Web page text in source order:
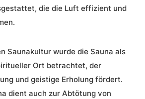
die die Luft effizient und
Saunakultur wurde die Sauna als
Ort betrachtet, der
und geistige Erholung fördert.
dient auch zur Abtötung von